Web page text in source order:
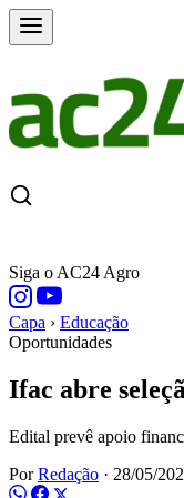
Siga o AC24 Agro
Capa › Educação
Oportunidades
Ifac abre
Edital prevê apoio
PorRedação · 28/05/